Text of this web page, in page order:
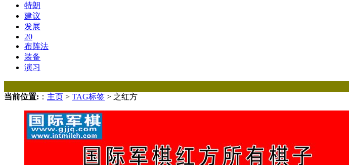
特朗
建议
发展
20
布阵法
装备
演习
当前位置: ： 主页 > TAG标签 > 之红方